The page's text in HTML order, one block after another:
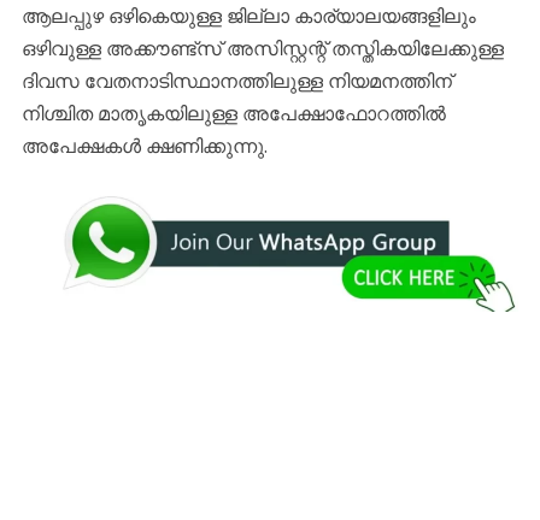
ആലപ്പുഴ ഒഴികെയുള്ള ജില്ലാ കാര്യാലയങ്ങളിലും
ഒഴിവുള്ള അക്കൗണ്ട്സ് അസിസ്റ്റന്റ്‌ തസ്തികയിലേക്കുള്ള
ദിവസ വേതനാടിസ്ഥാനത്തിലുള്ള നിയമനത്തിന്‌
നിശ്ചിത മാതൃകയിലുള്ള അപേക്ഷാഫോറത്തില്‍
അപേക്ഷകള്‍ ക്ഷണിക്കുന്നു.